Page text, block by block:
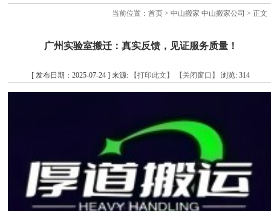
当前位置：首页 >中山搬家 中山搬家公司 > 正文
广州实验室搬迁：真实反馈，见证服务质量！
[ 发布日期：2025-07-24 ] 来源: 【打印此文】 【关闭窗口】 浏览:314